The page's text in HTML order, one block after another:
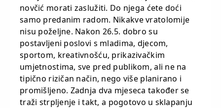
novčić morati zaslužiti. Do njega ćete doći
samo predanim radom. Nikakve vratolomije
nisu poželjne. Nakon 26.5. dobro su
postavljeni poslovi s mladima, djecom,
sportom, kreativnošću, prikazivačkim
umjetnostima, sve pred publikom, ali ne na
tipično rizičan način, nego više planirano i
promišljeno. Zadnja dva mjeseca također se
traži strpljenje i takt, a pogotovo u sklapanju